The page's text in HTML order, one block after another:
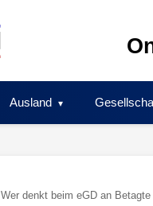
Ausland
Wer denkt beim eGD an